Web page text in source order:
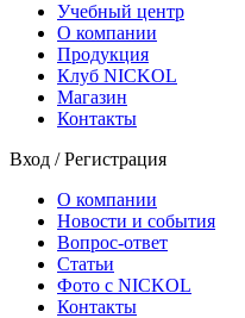
Учебный центр
О компании
Продукция
Клуб NICKOL
Магазин
Контакты
Вход /Регистрация
О компании
Новости и события
Вопрос-ответ
Статьи
Фото с NICKOL
Контакты